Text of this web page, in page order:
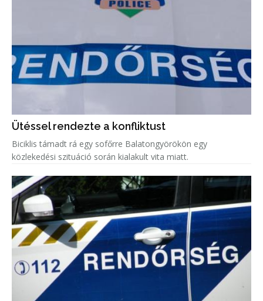
Ütéssel rendezte a konfliktust
Biciklis támadt rá egy sofőrre Balatongyörökön egy
közlekedési szituáció során kialakult vita miatt.